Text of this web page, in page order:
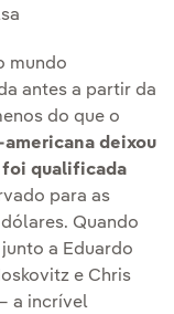
mundo
antes a partir da
do que o
deixou
foi qualificada
para as
Quando
a Eduardo
e Chris
a incrível